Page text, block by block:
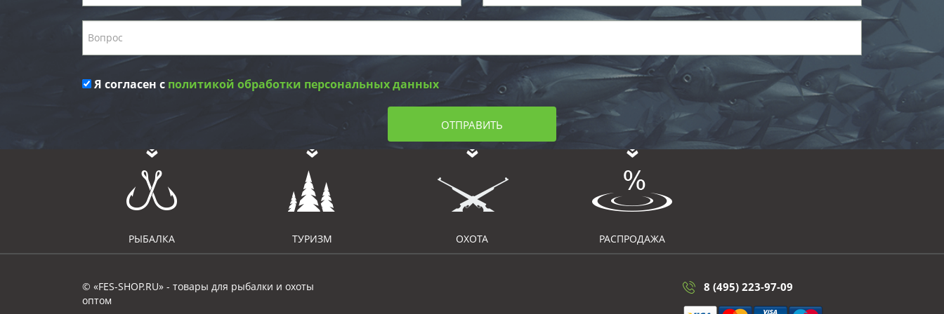
Я согласен с политикой обработки персональных данных
ОТПРАВИТЬ
РЫБАЛКА ТУРИЗМ ОХОТА РАСПРОДАЖА
© «FES-SHOP.RU» - товары для рыбалки и охоты
оптом
8 (495) 223-97-09